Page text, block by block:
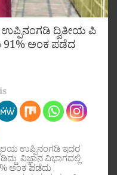
ಉಪ್ಪಿನಂಗಡಿ ದ್ವಿತೀಯ ಪಿ
91% ಅಂಕ ಪಡೆದ
ಉಪ್ಪಿನಂಗಡಿ ಇದರ
ವಿಜ್ಞಾನ ವಿಭಾಗದಲ್ಲಿ
ಅಂಕ ಪಡೆದು